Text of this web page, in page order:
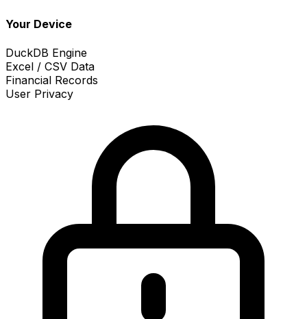
Your Device
DuckDB Engine
Excel / CSV Data
Financial Records
User Privacy